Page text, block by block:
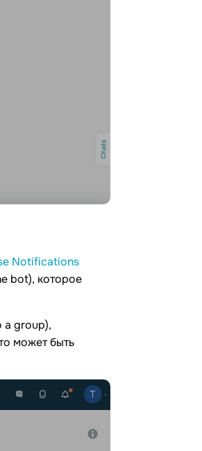
Notifications
bot), которое
a group),
может быть